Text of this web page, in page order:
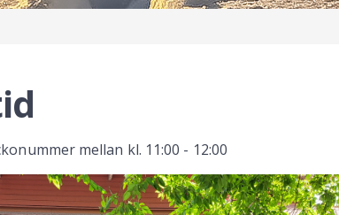
mellan kl. 11:00 - 12:00